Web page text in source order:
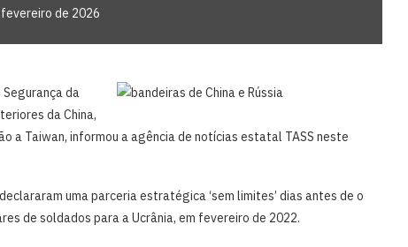
de 2026
Segurança da
‍da China,
a Taiwan, informou a ‌agência de notícias estatal TASS neste
uma parceria estratégica ‘sem limites’ dias antes de o
de soldados para a Ucrânia, em fevereiro ‌de 2022.